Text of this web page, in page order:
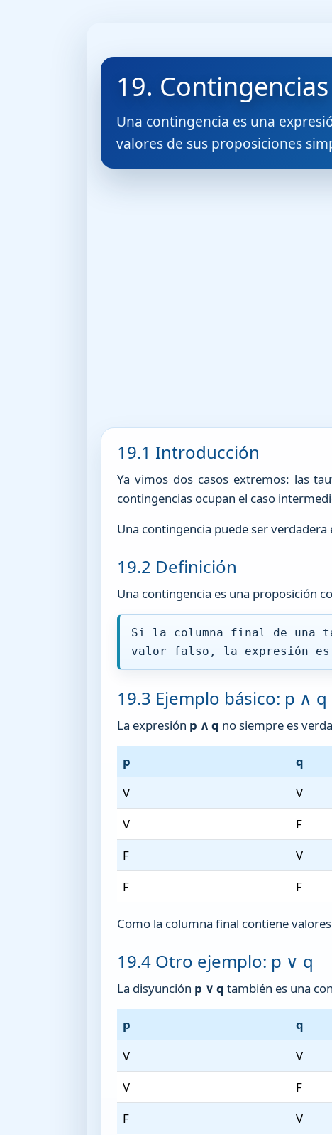
19. Contingencias
Una contingencia es una
valores de sus proposiciones
19.1 Introducción
Ya vimos dos casos extremos: las
contingencias ocupan el caso
Una contingencia puede ser
19.2 Definición
Una contingencia es una proposición
Si la columna final de una
valor falso, la expresión es
19.3 Ejemplo básico: p ∧ q
La expresión p ∧ q no siempre es
p q
V
V
V
F
F
V
F
F
Como la columna final contiene
19.4 Otro ejemplo: p ∨ q
La disyunción p ∨ q también es una
p q
V
V
V
F
F
V